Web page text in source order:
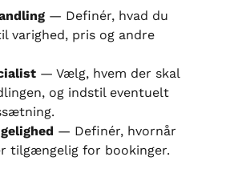
— Definér, hvad du
varighed, pris og andre
— Vælg, hvem der skal
og indstil eventuelt
— Definér, hvornår
tilgængelig for bookinger.